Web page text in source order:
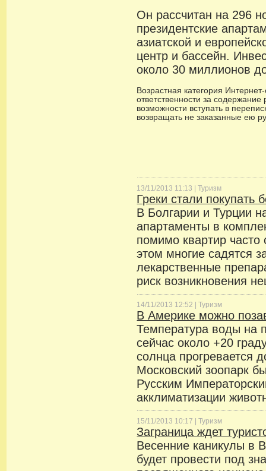
Он рассчитан на 296
президентские
азиатской и
центр и бассейн.
около 30 миллионов
Возрастная категория
ответственности за
возможности вступать в
возвращать не заказанные ею
13/11/2013 11:13 |Туризм
Греки стали
В Болгарии и Турции
апартаменты в
помимо квартир
этом многие садятся
лекарственные
риск возникновения
14/11/2013 12:52 |Туризм
В Америке можно
Температура воды на
сейчас около +20
солнца прогревается
Московский зоопарк
Русским
акклиматизации
15/11/2013 10:17 |Туризм
Заграница ждет
Весенние каникулы в
будет провести под